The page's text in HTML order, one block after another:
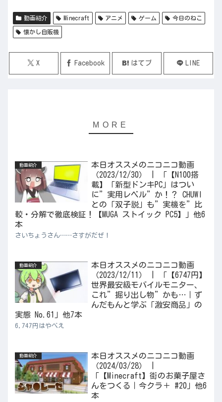
動画紹介 Minecraft アニメ ゲーム 今日のねこ
懐かし自販機
X Facebook はてブ LINE
動画紹介
本日オススメのニコニコ動画
（2023/12/30） | 「【N100搭
載】「新型ドンキPC」はつい
に”実用レベル”か！？ CHUWI
との「双子説」も”実機を”比
較・分解で徹底検証！【MUGA ストイック PC5】」他6
本
さいちょうさん……さすがだぜ！
動画紹介
本日オススメのニコニコ動画
（2023/12/11） | 「【6747円】
世界最安級モバイルモニター、
これ”掘り出し物”かも…｜ず
んだもんと学ぶ「激安商品」の
実態 No.61」他7本
6,747円はやべえ
動画紹介
本日オススメのニコニコ動画
（2024/03/28） |
「【Minecraft】街のお菓子屋さ
んをつくる｜今クラ＋ #20」他6
本